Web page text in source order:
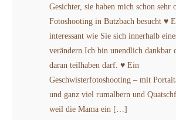
Gesichter, sie haben mich schon sehr
Fotoshooting in Butzbach besucht ♥
interessant wie Sie sich innerhalb
verändern.Ich bin unendlich dankbar
daran teilhaben darf. ♥ Ein
Geschwisterfotoshooting – mit
und ganz viel rumalbern und
weil die Mama ein […]